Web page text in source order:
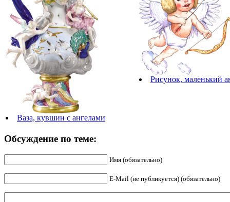
Ваза, кувшин с ангелами
Рисунок, маленький
Обсуждение по теме:
Имя (обязательно)
E-Mail (не публикуется) (обязательно)